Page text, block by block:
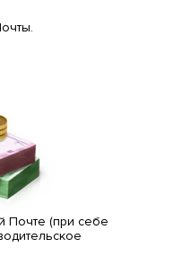
Почте (при себе